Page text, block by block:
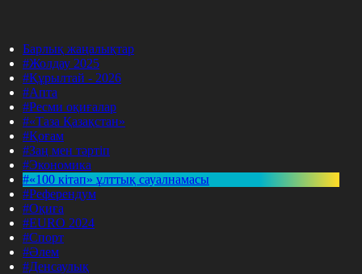
Барлық жаңалықтар
#Жолдау 2025
#Құрылтай - 2026
#Апта
#Ресми оқиғалар
#«Таза Қазақстан»
#Қоғам
#Заң мен тәртіп
#Экономика
#«100 кітап» ұлттық сауалнамасы
#Референдум
#Оқиға
#EURO 2024
#Спорт
#Әлем
#Денсаулық